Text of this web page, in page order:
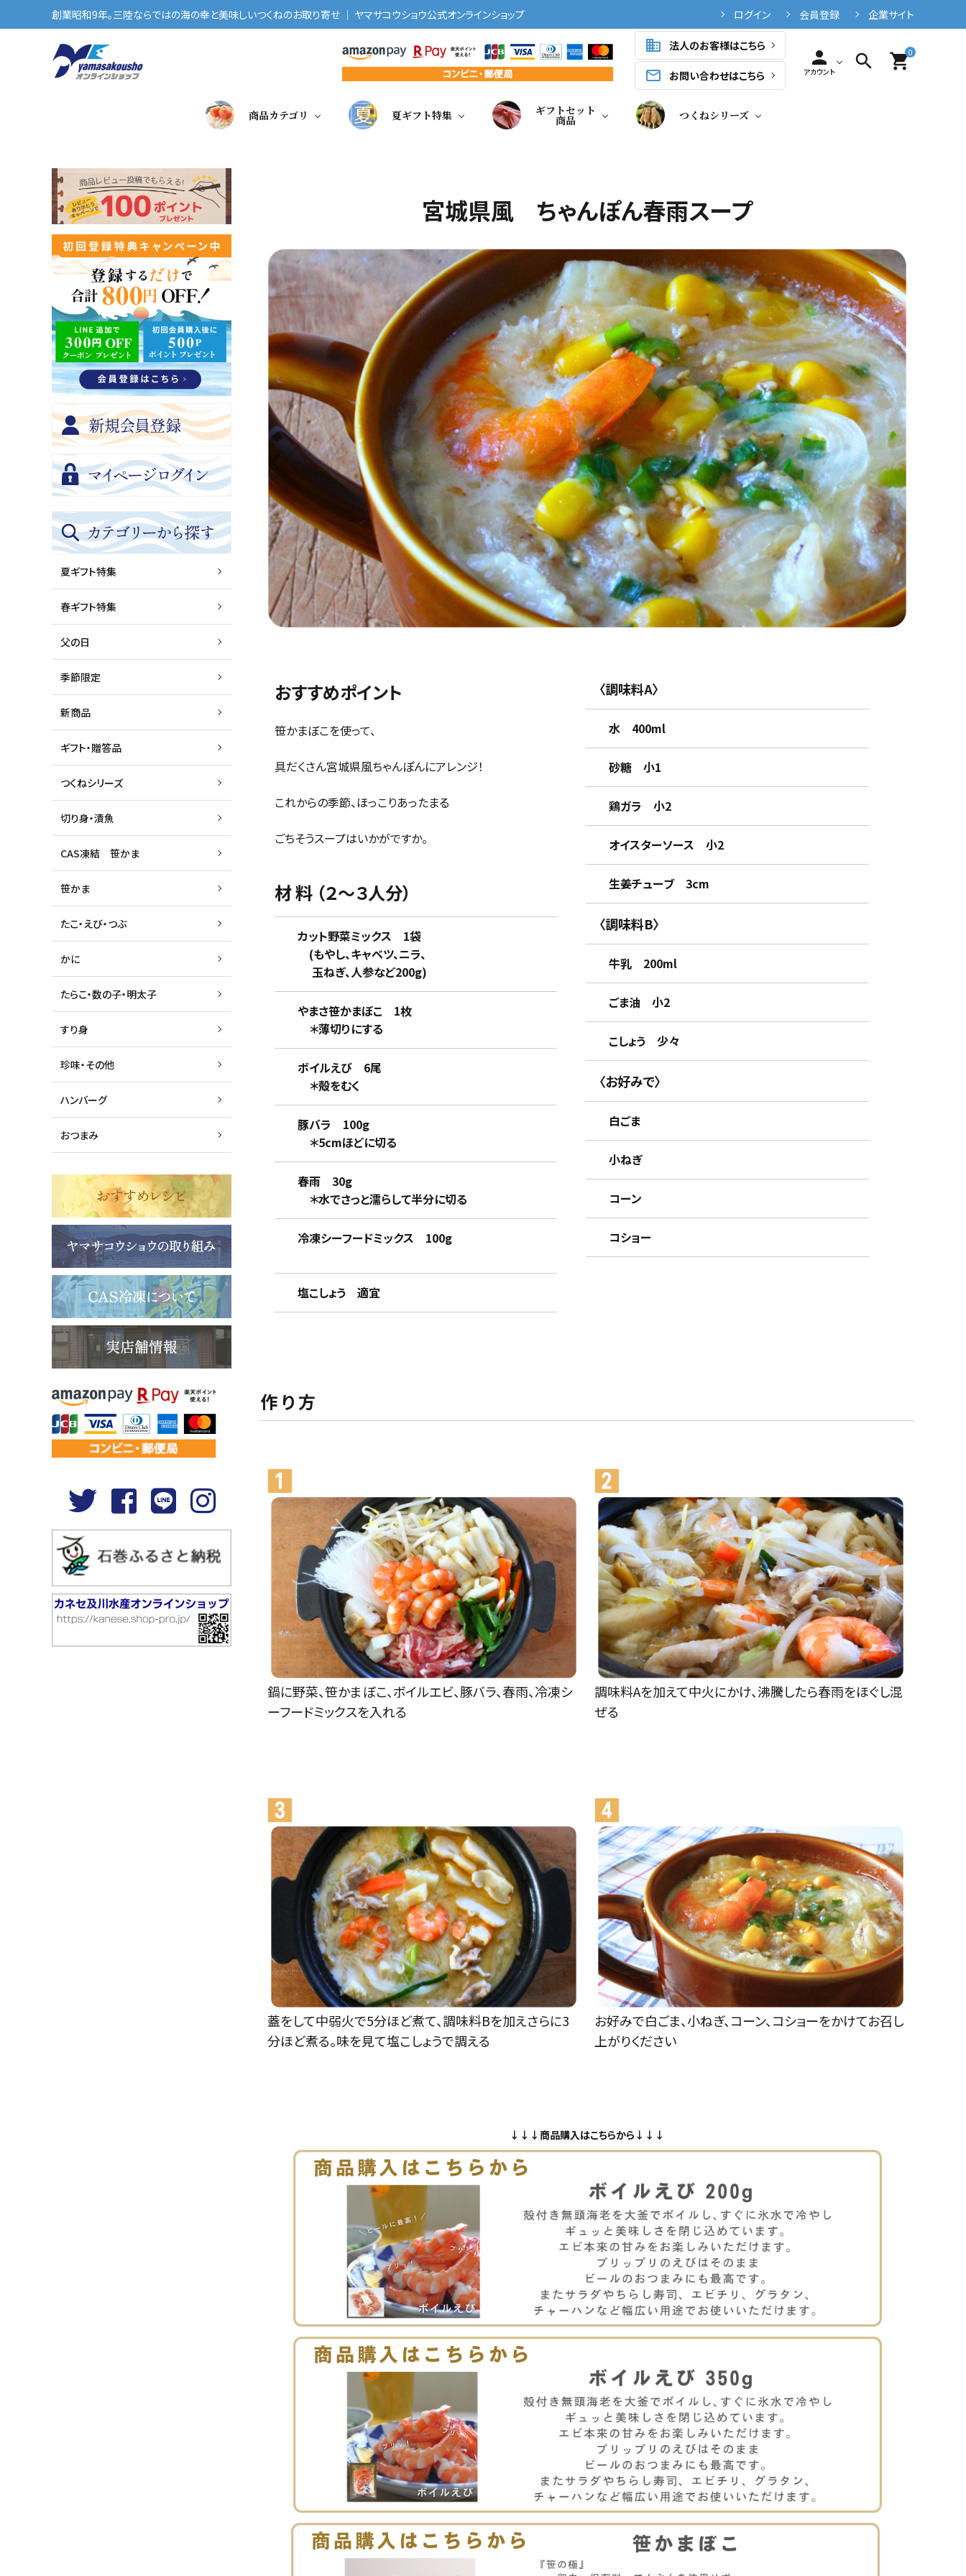
創業昭和9年。三陸ならではの海の幸と美味しいつくねのお取り寄せ ｜ ヤマサコウショウ公式オンラインショップ ログイン 会員登録 企業サイト
business 法人のお客様はこちら
mail_outline お問い合わせはこちら
person
アカウント search 0
shopping_cart
商品カテゴリ 夏ギフト特集 ギフトセット
商品 つくねシリーズ
宮城県風 ちゃんぽん春雨スープ
おすすめポイント
笹かまぼこを使って、
具だくさん宮城県風ちゃんぽんにアレンジ！
これからの季節、ほっこりあったまる
ごちそうスープはいかがですか。
材 料 （２～３人分）
カット野菜ミックス 1袋
(もやし、キャベツ、ニラ、
玉ねぎ、人参など200g)
やまさ笹かまぼこ 1枚
＊薄切りにする
ボイルえび 6尾
＊殻をむく
豚バラ 100g
＊5cmほどに切る
春雨 30g
＊水でさっと濡らして半分に切る
冷凍シーフードミックス 100g
塩こしょう 適宜
〈調味料A〉
水 400ml
砂糖 小1
鶏ガラ 小2
オイスターソース 小2
生姜チューブ 3cm
〈調味料B〉
牛乳 200ml
ごま油 小2
こしょう 少々
〈お好みで〉
白ごま
小ねぎ
コーン
コショー
作 り 方
鍋に野菜、笹かまぼこ、ボイルエビ、豚バラ、春雨、冷凍シ
ーフードミックスを入れる
調味料Aを加えて中火にかけ、沸騰したら春雨をほぐし混
ぜる
蓋をして中弱火で5分ほど煮て、調味料Bを加えさらに3
分ほど煮る。味を見て塩こしょうで調える
お好みで白ごま、小ねぎ、コーン、コショーをかけてお召し
上がりください
↓↓↓商品購入はこちらから↓↓↓
夏ギフト特集
春ギフト特集
父の日
季節限定
新商品
ギフト・贈答品
つくねシリーズ
切り身・漬魚
CAS凍結 笹かま
笹かま
たこ・えび・つぶ
かに
たらこ・数の子・明太子
すり身
珍味・その他
ハンバーグ
おつまみ